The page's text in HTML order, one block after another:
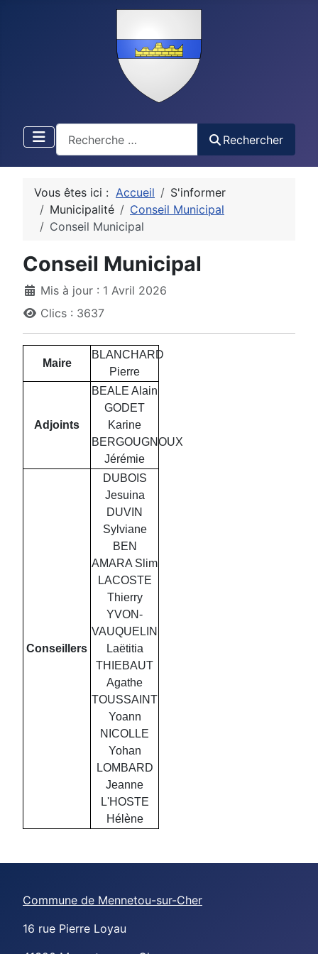
Rechercher
Vous êtes ici : Accueil
S'informer
Municipalité
Conseil Municipal
Conseil Municipal
Conseil Municipal
DétailsMis à jour : 1 Avril 2026
Clics : 3637
Maire
BLANCHARD
Pierre
Adjoints
BEALE Alain
GODET
Karine
BERGOUGNOUX
Jérémie
Conseillers
DUBOIS
Jesuina
DUVIN
Sylviane
BEN
AMARA Slim
LACOSTE
Thierry
YVON-
VAUQUELIN
Laëtitia
THIEBAUT
Agathe
TOUSSAINT
Yoann
NICOLLE
Yohan
LOMBARD
Jeanne
L'HOSTE
Hélène
Commune de Mennetou-sur-Cher
16 rue Pierre Loyau